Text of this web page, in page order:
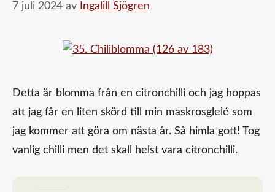
7 juli 2024 av Ingalill Sjögren
Detta är blomma från en citronchilli och jag hoppas
att jag får en liten skörd till min maskrosglelé som
jag kommer att göra om nästa år. Så himla gott! Tog
vanlig chilli men det skall helst vara citronchilli.